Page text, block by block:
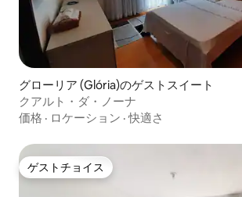
グローリア (Glória)のゲストスイート
クアルト・ダ・ノーナ
価格 · ロケーション ·快適さ
ゲストチョイス
ゲストチョイス